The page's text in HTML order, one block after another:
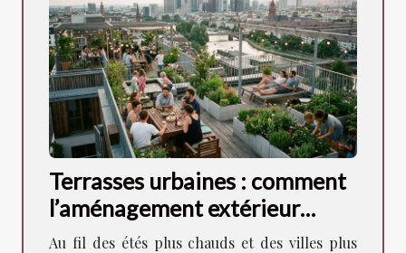
Terrasses urbaines : comment
l’aménagement extérieur
façonne la vie en ville
Au fil des étés plus chauds et des villes plus